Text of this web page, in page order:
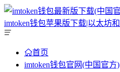
首页
imtoken钱包官网(中国官方)